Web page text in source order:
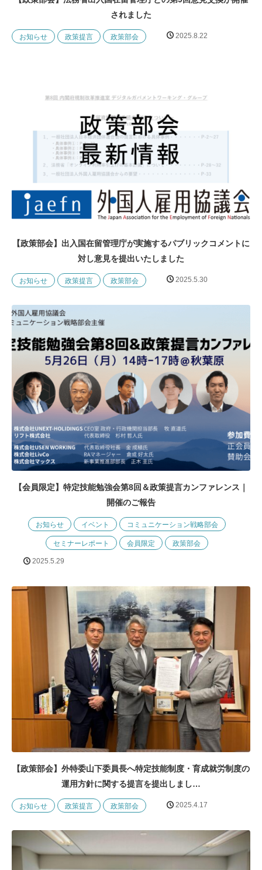
されました
お知らせ 政策提言 政策部会 2025.8.22
【政策部会】出入国在留管理庁が実施するパブリックコメントに
対し意見を提出いたしました
お知らせ 政策提言 政策部会 2025.5.30
【会員限定】特定技能勉強会第8回＆政策提言カンファレンス｜
開催のご報告
お知らせ イベント コミュニケーション戦略部会
セミナーレポート 会員限定 政策部会
2025.5.29
【政策部会】外特委山下委員長へ特定技能制度・育成就労制度の
運用方針に関する提言を提出しまし…
お知らせ 政策提言 政策部会 2025.4.17